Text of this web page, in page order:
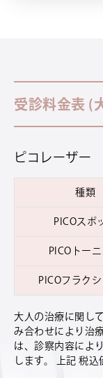
受診料金表 (
ピコレーザー
種類
PICOスポ
PICOトー
PICOフラク
大人の治療に関し
み合わせにより治
は、診察内容によ
します。 上